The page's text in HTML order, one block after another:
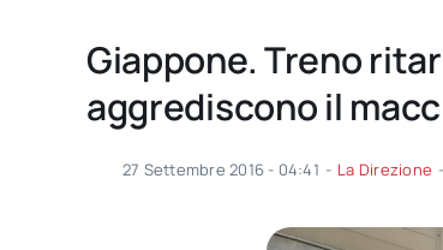
Giappone. Treno
aggrediscono il
27 Settembre 2016 - 04:41 - La Direzione -